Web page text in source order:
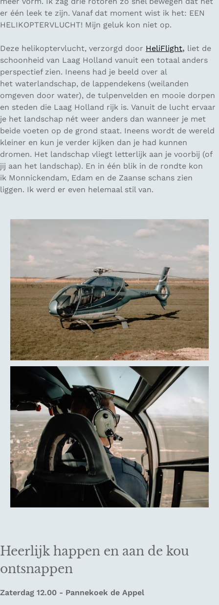
er één leek te zijn. Vanaf dat moment wist ik het: EEN
HELIKOPTERVLUCHT! Mijn geluk kon niet op.
Deze helikoptervlucht, verzorgd door HeliFlight, liet de
schoonheid van Laag Holland vanuit een totaal anders
perspectief zien. Ineens had je beeld over al
het waterlandschap, de lappendekens (weilanden
omgeven door water), de tulpenvelden en mooie dorpen
en steden die Laag Holland rijk is. Vanuit de lucht ervaar
je het landschap nét weer anders dan wanneer je met
beide voeten op de grond staat. Ineens wordt de wereld
kleiner en kun je verder kijken dan je had kunnen
dromen. Het landschap vliegt letterlijk aan je voorbij (of
jij aan het landschap). En in één blik in de rondte kon
ik Monnickendam, Edam en de Zaanse schans zien
liggen. Ik werd er even helemaal stil van.
Heerlijk happen en aan de kou
ontsnappen
Zaterdag 12.00 - Pannekoek de Appel